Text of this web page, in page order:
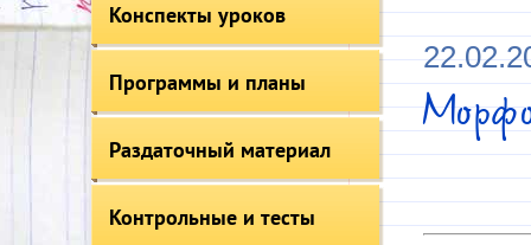
Конспекты уроков
Программы и планы
Раздаточный материал
Контрольные и тесты